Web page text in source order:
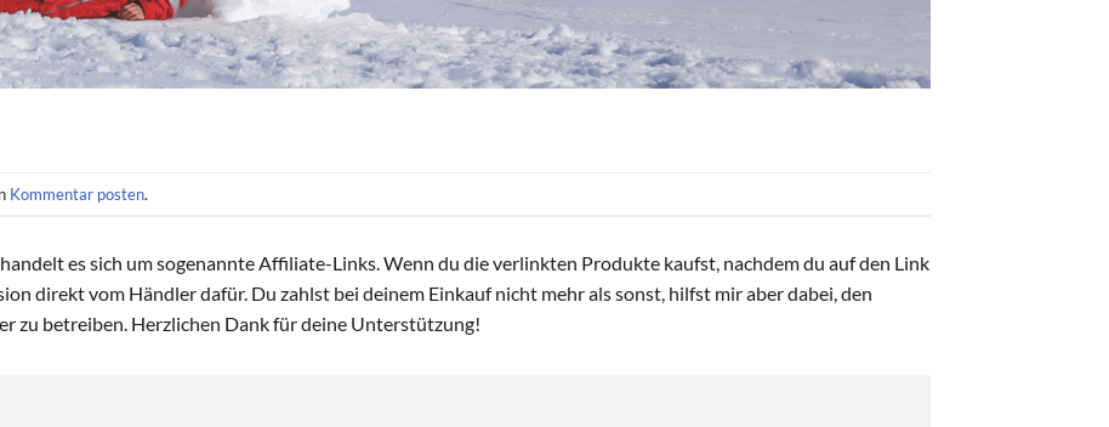
Kommentar posten.
es sich um sogenannte Affiliate-Links. Wenn du die verlinkten Produkte kaufst, nachdem du auf den Link
direkt vom Händler dafür. Du zahlst bei deinem Einkauf nicht mehr als sonst, hilfst mir aber dabei, den
zu betreiben. Herzlichen Dank für deine Unterstützung!